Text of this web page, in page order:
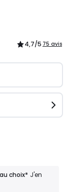
4,7/5 75 avis
choix* J'en